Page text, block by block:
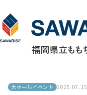
大ホールイベント 2025.07.15